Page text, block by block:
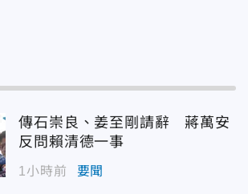
傳石崇良、姜至剛請辭 蔣萬安
反問賴清德一事
1小時前 要聞